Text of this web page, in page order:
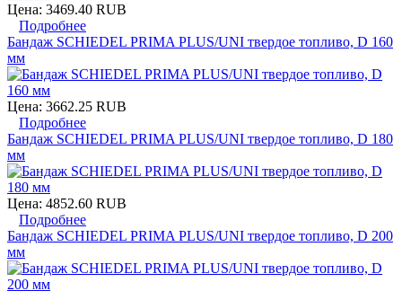
Цена: 3469.40 RUB
Подробнее
Бандаж SCHIEDEL PRIMA PLUS/UNI твердое топливо, D 160
мм
Цена: 3662.25 RUB
Подробнее
Бандаж SCHIEDEL PRIMA PLUS/UNI твердое топливо, D 180
мм
Цена: 4852.60 RUB
Подробнее
Бандаж SCHIEDEL PRIMA PLUS/UNI твердое топливо, D 200
мм